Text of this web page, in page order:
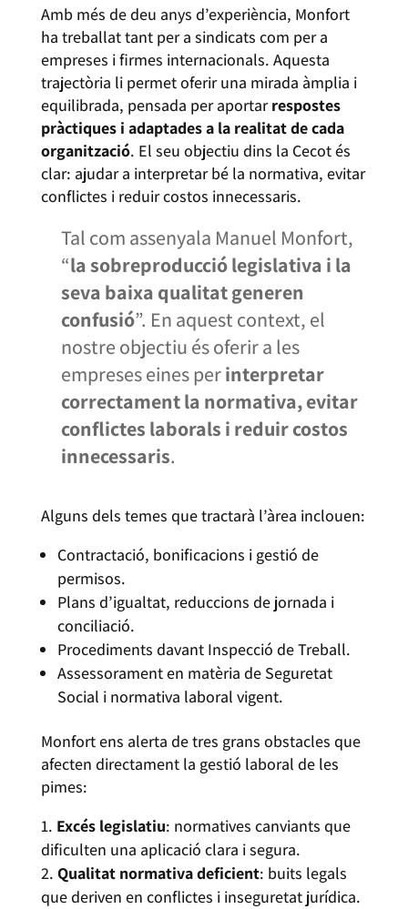
Amb més de deu anys d’experiència, Monfort
ha treballat tant per a sindicats com per a
empreses i firmes internacionals. Aquesta
trajectòria li permet oferir una mirada àmplia i
equilibrada, pensada per aportarrespostes
pràctiques i adaptades a la realitat de cada
organització. El seu objectiu dins la Cecot és
clar: ajudar a interpretar bé la normativa, evitar
conflictes i reduir costos innecessaris.
Tal com assenyala Manuel Monfort,
“la sobreproducció legislativa i la
seva baixa qualitat generen
confusió”. En aquest context, el
nostre objectiu és oferir a les
empreses eines perinterpretar
correctament la normativa, evitar
conflictes laborals i reduir costos
innecessaris.
Alguns dels temes que tractarà l’àrea inclouen:
Contractació, bonificacions i gestió de
permisos.
Plans d’igualtat, reduccions de jornada i
conciliació.
Procediments davant Inspecció de Treball.
Assessorament en matèria de Seguretat
Social i normativa laboral vigent.
Monfort ens alerta de tres grans obstacles que
afecten directament la gestió laboral de les
pimes:
Excés legislatiu: normatives canviants que
dificulten una aplicació clara i segura.
Qualitat normativa deficient: buits legals
que deriven en conflictes i inseguretat jurídica.